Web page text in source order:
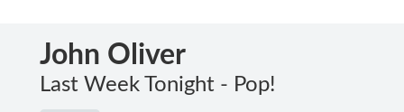
John Oliver
Last Week Tonight - Pop!